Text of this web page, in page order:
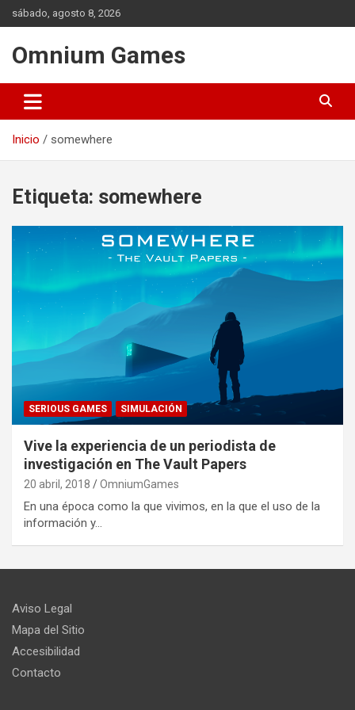
Saltar
al
sábado, agosto 8, 2026
Omnium Games
Inicio somewhere
Etiqueta: somewhere
SERIOUS GAMES SIMULACIÓN
Vive la experiencia de un periodista de
investigación en The Vault Papers
20 abril, 2018 OmniumGames
En una época como la que vivimos, en la que el uso de la
información y…
Aviso Legal
Mapa del Sitio
Accesibilidad
Contacto